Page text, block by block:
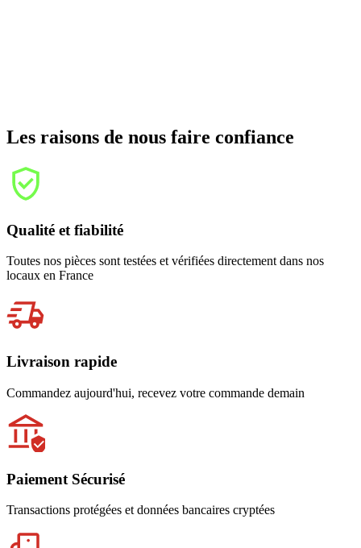
Les raisons de nous faire confiance
Qualité et fiabilité
Toutes nos pièces sont testées et vérifiées directement dans nos
locaux en France
Livraison rapide
Commandez aujourd'hui, recevez votre commande demain
Paiement Sécurisé
Transactions protégées et données bancaires cryptées